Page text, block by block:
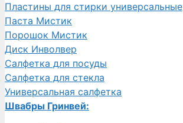
Пластины для стирки универсальные
Паста Мистик
Порошок Мистик
Диск Инволвер
Салфетка для посуды
Салфетка для стекла
Универсальная салфетка
Швабры Гринвей: